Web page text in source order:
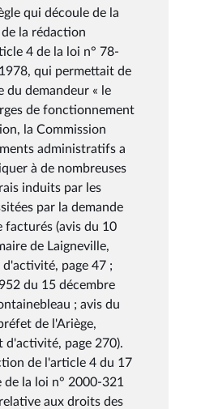
qui découle de la
la rédaction
4 de la loi n° 78-
qui permettait de
du demandeur « le
de fonctionnement
la Commission
administratifs a
à de nombreuses
induits par les
par la demande
facturés (avis du 10
de Laigneville,
page 47 ;
du 15 décembre
; avis du
de l'Ariège,
d'activité, page 270).
de l'article 4 du 17
la loi n° 2000-321
aux droits des